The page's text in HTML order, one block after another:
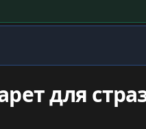
для